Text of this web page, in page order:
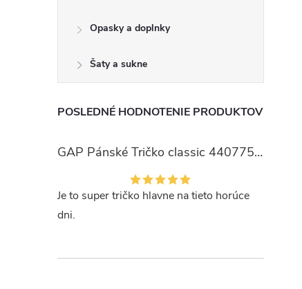
Opasky a doplnky
Šaty a sukne
POSLEDNÉ HODNOTENIE PRODUKTOV
GAP Pánské Tričko classic 440775-00
Je to super tričko hlavne na tieto horúce
dni.